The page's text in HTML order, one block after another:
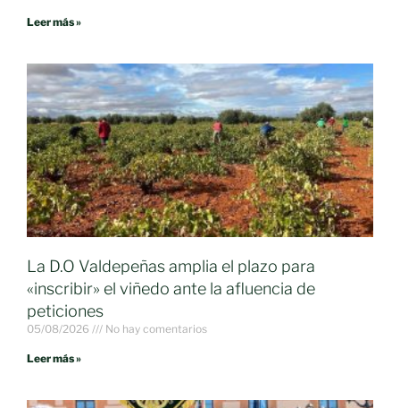
Leer más »
La D.O Valdepeñas amplia el plazo para
«inscribir» el viñedo ante la afluencia de
peticiones
05/08/2026 No hay comentarios
Leer más »